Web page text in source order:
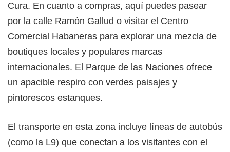
Cura. En cuanto a compras, aquí puedes pasear
por la calle Ramón Gallud o visitar el Centro
Comercial Habaneras para explorar una mezcla de
boutiques locales y populares marcas
internacionales. El Parque de las Naciones ofrece
un apacible respiro con verdes paisajes y
pintorescos estanques.
El transporte en esta zona incluye líneas de autobús
(como la L9) que conectan a los visitantes con el